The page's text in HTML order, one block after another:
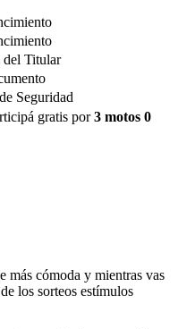
del Titular
Seguridad
gratis por3 motos 0
más cómoda y mientras vas
los sorteos estímulos